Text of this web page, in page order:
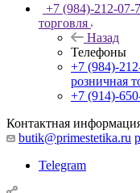
+7 (984)-212-07-
торговля
Назад
Телефоны
+7 (984)-
розничная
+7 (914)-
Контактная
butik@primestetika.ru
Telegram